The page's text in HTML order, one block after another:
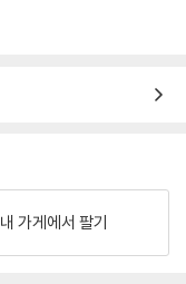
내 가게에서 팔기